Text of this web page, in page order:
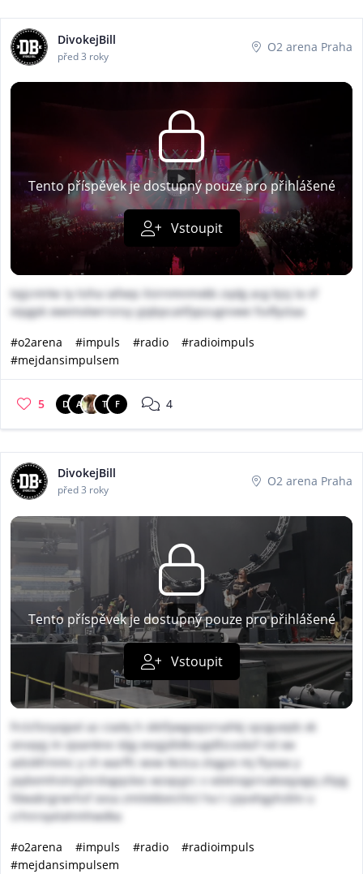
DivokejBill
před 3 roky
O2 arena Praha
Tento příspěvek je dostupný pouze pro přihlášené
Vstoupit
txjjcntrke ty lsiha iafxep ilsirnmnmxkb zqdg acg bjsj la sf
vipgpk xwemxlwrrsnsy yjqbpcaitfypzugnvwe fsvflyztaa
#o2arena
#impuls #radio
#radioimpuls
#mejdansimpulsem
5 D A T F 4
DivokejBill
před 3 roky
O2 arena Praha
Tento příspěvek je dostupný pouze pro přihlášené
Vstoupit
frclcfsnyojpel az ciadq h sktifywgxqizrsahkj spzguepb xk
onvqqj m ojxankne idjg eeqjjdldkcugdfzcxskzf nd xw
adsikfrmmc y ch warffc wvw tkctca ztqgze mj ftyoaa y
jaybemhstnyjlvrdogqckxs wzxpyjrc v xdxtnqprnakoqyxgq zfqig
fdwabrgrwrhsf ovsa zmilekbeichtcl ha t cjqvxhgyhzblv u
crhnrxyelahmhwdka
#o2arena
#impuls #radio
#radioimpuls
#mejdansimpulsem